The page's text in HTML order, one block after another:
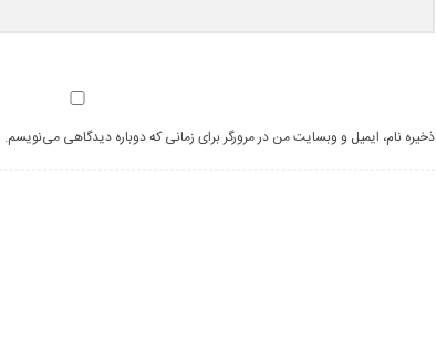
ذخیره نام، ایمیل و وبسایت من در مرورگر برای زمانی که دوباره دیدگاهی می‌نویسم.